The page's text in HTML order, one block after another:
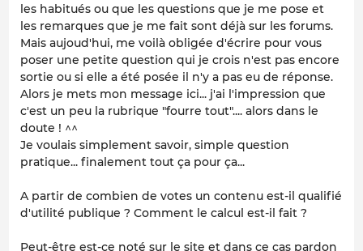
les habitués ou que les questions que je me pose et
les remarques que je me fait sont déjà sur les forums.
Mais aujoud'hui, me voilà obligée d'écrire pour vous
poser une petite question qui je crois n'est pas encore
sortie ou si elle a été posée il n'y a pas eu de réponse.
Alors je mets mon message ici... j'ai l'impression que
c'est un peu la rubrique "fourre tout".... alors dans le
doute ! ^^
Je voulais simplement savoir, simple question
pratique... finalement tout ça pour ça...
A partir de combien de votes un contenu est-il qualifié
d'utilité publique ? Comment le calcul est-il fait ?
Peut-être est-ce noté sur le site et dans ce cas pardon